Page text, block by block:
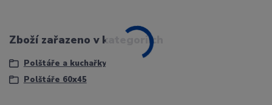
Zboží zařazeno v kategoriích
Polštáře a kuchařky
Polštáře 60x45